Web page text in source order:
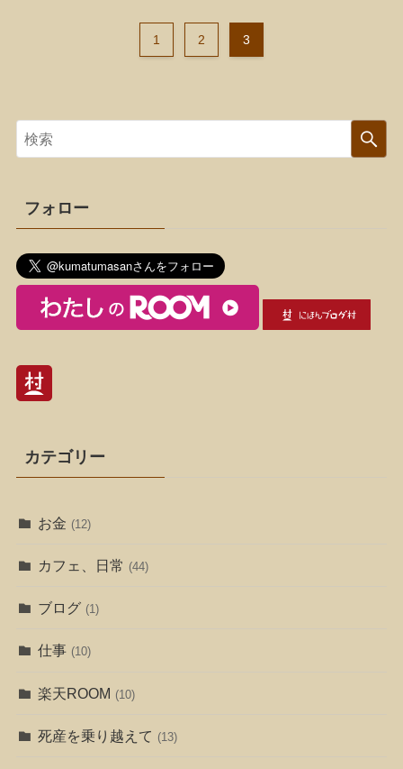
1 2 3
フォロー
カテゴリー
お金 (12)
カフェ、日常 (44)
ブログ (1)
仕事 (10)
楽天ROOM (10)
死産を乗り越えて (13)